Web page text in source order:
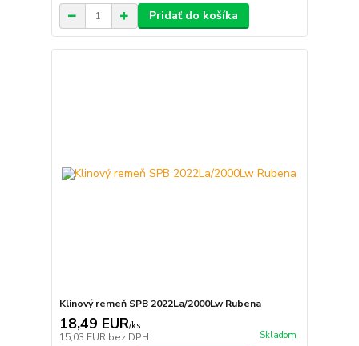
Pridať do košíka
Klinový remeň SPB 2022La/2000Lw Rubena
18,49 EUR/ks
15,03 EUR bez DPH Skladom